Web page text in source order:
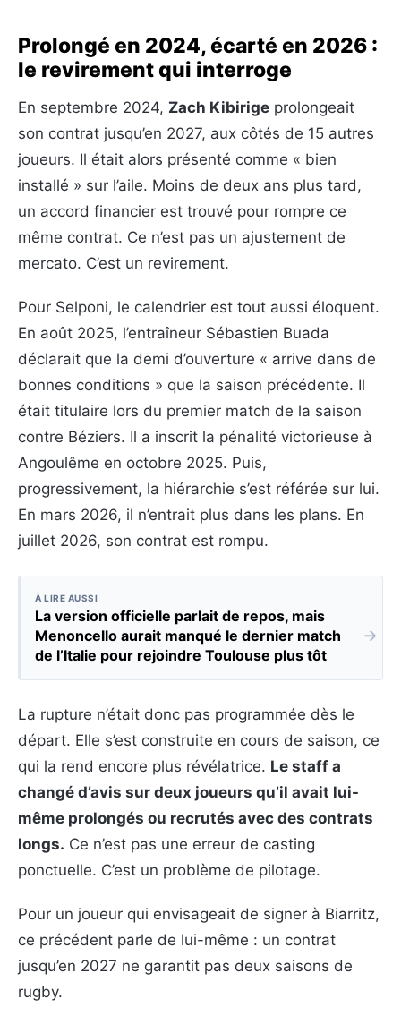
Prolongé en 2024, écarté en 2026 :
le revirement qui interroge
En septembre 2024, Zach Kibirige prolongeait
son contrat jusqu’en 2027, aux côtés de 15 autres
joueurs. Il était alors présenté comme « bien
installé » sur l’aile. Moins de deux ans plus tard,
un accord financier est trouvé pour rompre ce
même contrat. Ce n’est pas un ajustement de
mercato. C’est un revirement.
Pour Selponi, le calendrier est tout aussi éloquent.
En août 2025, l’entraîneur Sébastien Buada
déclarait que la demi d’ouverture « arrive dans de
bonnes conditions » que la saison précédente. Il
était titulaire lors du premier match de la saison
contre Béziers. Il a inscrit la pénalité victorieuse à
Angoulême en octobre 2025. Puis,
progressivement, la hiérarchie s’est référée sur lui.
En mars 2026, il n’entrait plus dans les plans. En
juillet 2026, son contrat est rompu.
À LIRE AUSSI
La version officielle parlait de repos, mais
Menoncello aurait manqué le dernier match
de l’Italie pour rejoindre Toulouse plus tôt
→
La rupture n’était donc pas programmée dès le
départ. Elle s’est construite en cours de saison, ce
qui la rend encore plus révélatrice. Le staff a
changé d’avis sur deux joueurs qu’il avait lui-
même prolongés ou recrutés avec des contrats
longs. Ce n’est pas une erreur de casting
ponctuelle. C’est un problème de pilotage.
Pour un joueur qui envisageait de signer à Biarritz,
ce précédent parle de lui-même : un contrat
jusqu’en 2027 ne garantit pas deux saisons de
rugby.